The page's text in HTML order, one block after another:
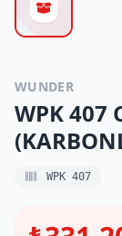
WUNDER
WPK 407
WPK 407